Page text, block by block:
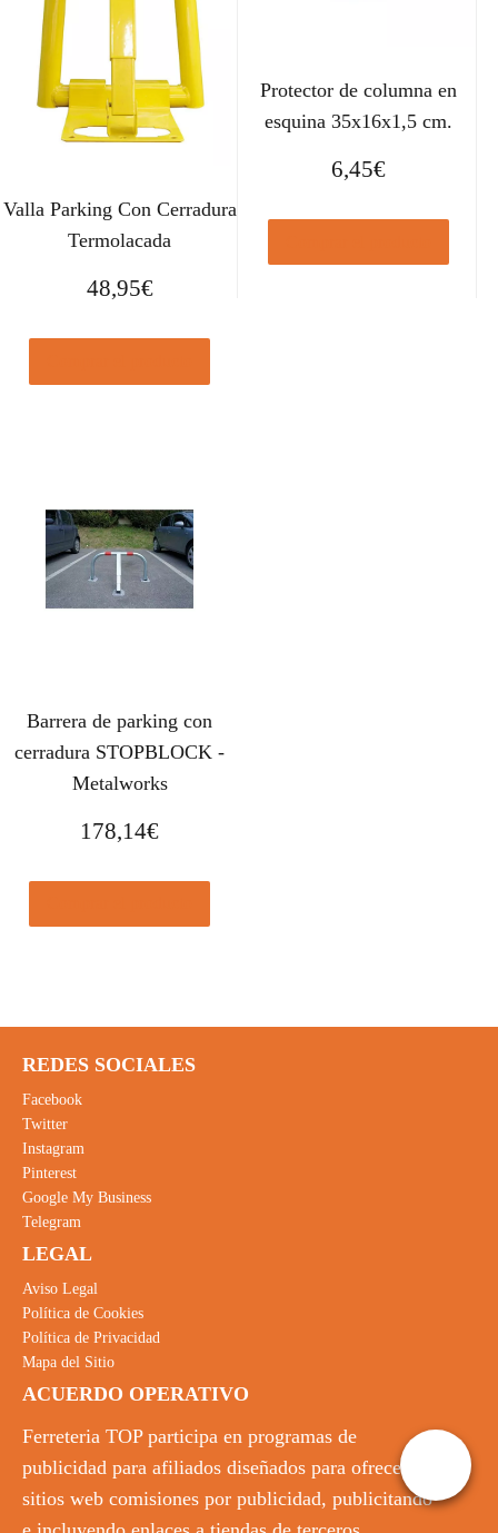
Valla Parking Con Cerradura
Termolacada
48,95€
Protector de columna en
esquina 35x16x1,5 cm.
6,45€
Barrera de parking con
cerradura STOPBLOCK -
Metalworks
178,14€
REDES SOCIALES
Facebook
Twitter
Instagram
Pinterest
Google My Business
Telegram
LEGAL
Aviso Legal
Política de Cookies
Política de Privacidad
Mapa del Sitio
ACUERDO OPERATIVO
Ferreteria TOP participa en programas de
publicidad para afiliados diseñados para ofrecer a
sitios web comisiones por publicidad, publicitando